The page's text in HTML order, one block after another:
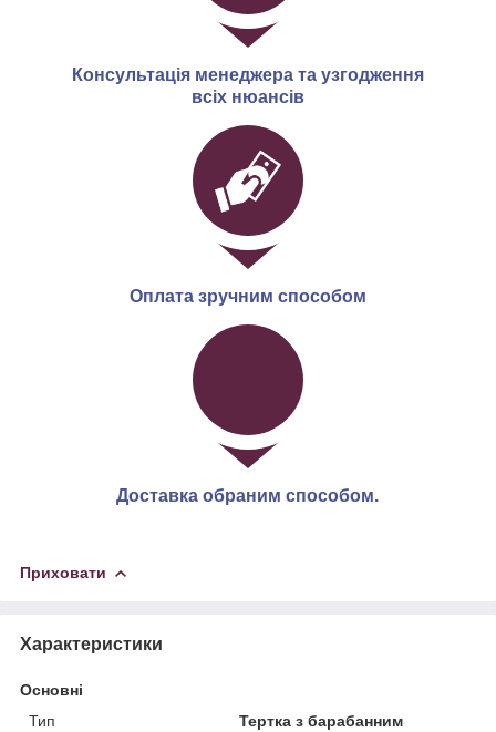
Консультація менеджера та узгодження
всіх нюансів
Оплата зручним способом
Доставка обраним способом.
Приховати
Характеристики
Основні
Тип
Тертка з барабанним